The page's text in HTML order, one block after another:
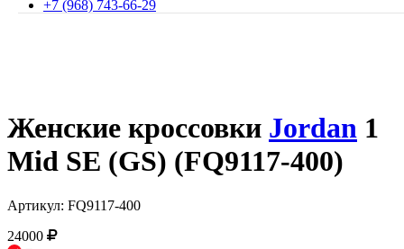
+7 (968) 743-66-29
Женские кроссовки Jordan 1
Mid SE (GS) (FQ9117-400)
Артикул: FQ9117-400
24000